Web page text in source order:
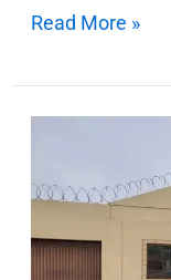
Read More »
Borrazópolis
com